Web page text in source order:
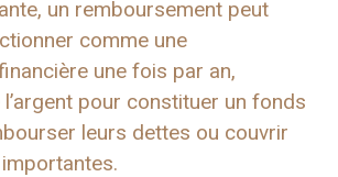
un remboursement peut
comme une
une fois par an,
pour constituer un fonds
leurs dettes ou couvrir